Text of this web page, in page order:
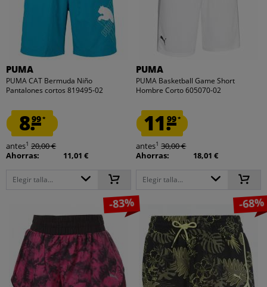
PUMA
PUMA CAT Bermuda Niño
Pantalones cortos 819495-02
8.99*
antes1 20,00 €
Ahorras:
11,01 €
Elegir talla...
PUMA
PUMA Basketball Game Short
Hombre Corto 605070-02
11.99*
antes1 30,00 €
Ahorras:
18,01 €
Elegir talla...
-83% -68%